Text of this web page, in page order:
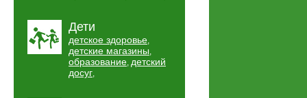
Дети
детское здоровье,
детские магазины,
образование, детский
досуг,